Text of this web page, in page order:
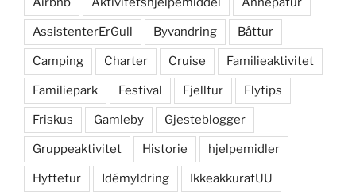
AssistenterErGull Byvandring Båttur
Camping Charter Cruise Familieaktivitet
Familiepark Festival Fjelltur Flytips
Friskus Gamleby Gjesteblogger
Gruppeaktivitet Historie hjelpemidler
Hyttetur Idémyldring IkkeakkuratUU